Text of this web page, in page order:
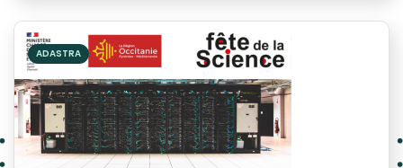
ADASTRA